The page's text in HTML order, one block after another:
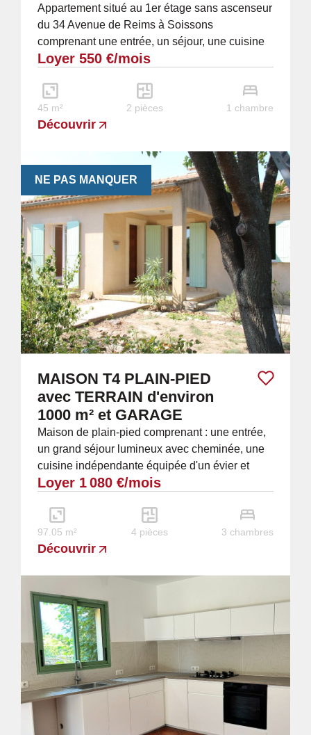
Appartement situé au 1er étage sans ascenseur
du 34 Avenue de Reims à Soissons
comprenant une entrée, un séjour, une cuisine
meublée, une chambre, une salle de bain, un...
Loyer 550 €/mois
45 m² 2 pièces 1 chambre
Découvrir
NE PAS MANQUER
MAISON T4 PLAIN-PIED
avec TERRAIN d'environ
1000 m² et GARAGE
Maison de plain-pied comprenant : une entrée,
un grand séjour lumineux avec cheminée, une
cuisine indépendante équipée d'un évier et
d'une hotte, ainsi que d'une buanderie et...
Loyer 1 080 €/mois
97.05 m² 4 pièces 3 chambres
Découvrir